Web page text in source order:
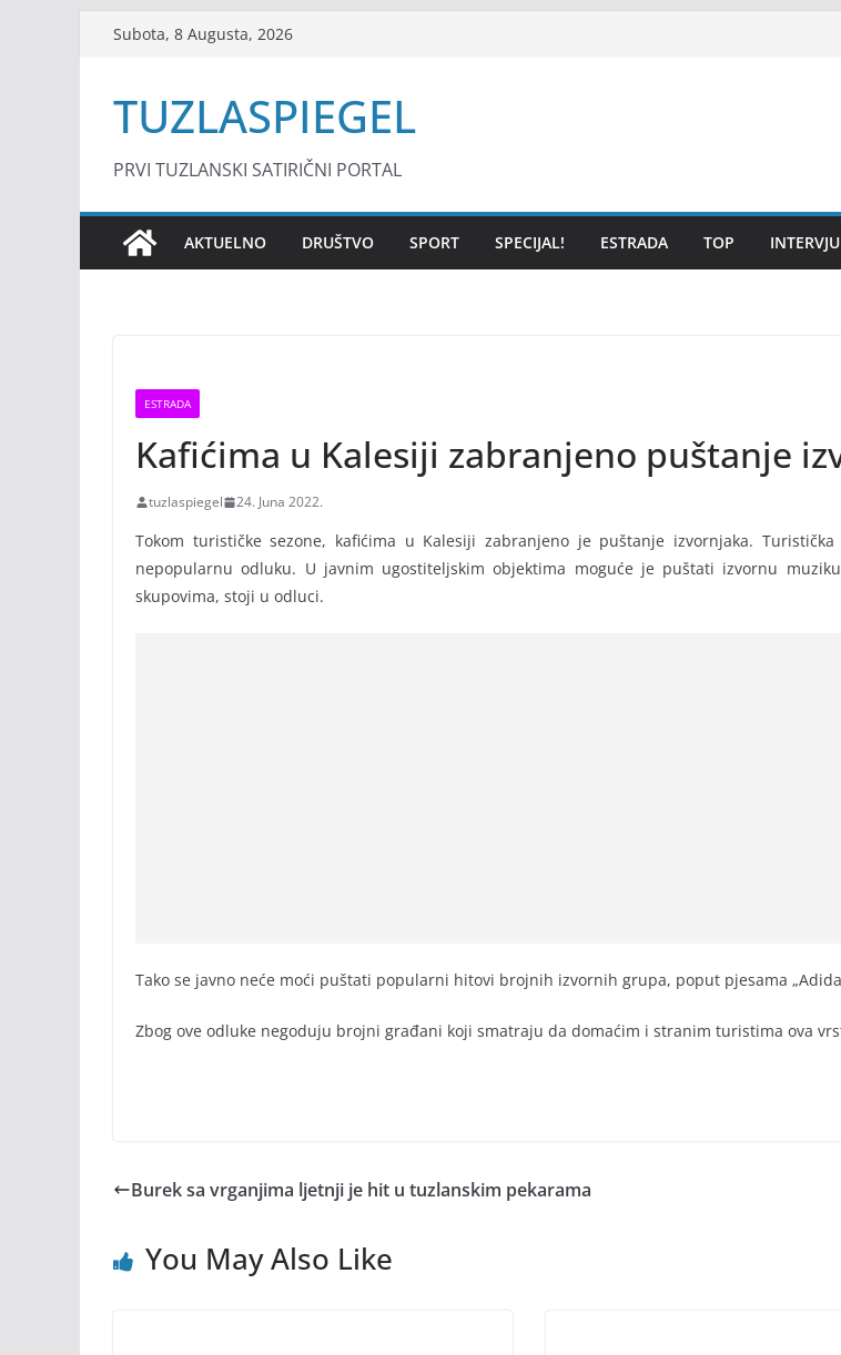
Subota, 8 Augusta, 2026
TUZLASPIEGEL
PRVI TUZLANSKI SATIRIČNI PORTAL
AKTUELNO DRUŠTVO SPORT SPECIJAL! ESTRADA TOP INTERVJU
ESTRADA
Kafićima u Kalesiji zabranjeno puštanje
tuzlaspiegel 24. Juna 2022.
Tokom turističke sezone, kafićima u Kalesiji zabranjeno je puštanje izvornjaka.
nepopularnu odluku. U javnim ugostiteljskim objektima moguće je puštati izvornu
skupovima, stoji u odluci.
Tako se javno neće moći puštati popularni hitovi brojnih izvornih grupa, poput pjesama
Zbog ove odluke negoduju brojni građani koji smatraju da domaćim i stranim turistima ova
Burek sa vrganjima ljetnji je hit u tuzlanskim pekarama
You May Also Like